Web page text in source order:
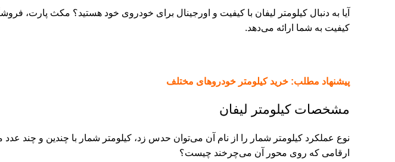
آیا به دنبال کیلومتر لیفان با کیفیت و اورجینال برای خودروی خود هستید؟ مکث
کیفیت به شما ارائه می‌دهد.
پیشنهاد مطلب: خرید کیلومتر خودروهای مختلف
مشخصات کیلومتر لیفان
نوع عملکرد کیلومتر شمار را از نام آن می‌توان حدس زد، کیلومتر شمار با چندین و چند
ارقامی که روی محور آن می‌چرخند چیست؟